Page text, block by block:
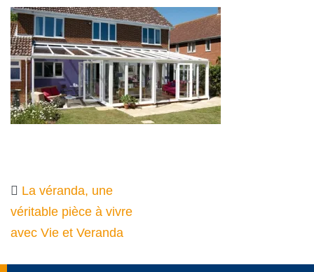
La véranda, une
véritable pièce à vivre
avec Vie et Veranda